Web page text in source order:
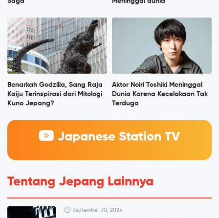
Benarkah Godzilla, Sang Raja
Kaiju Terinspirasi dari Mitologi
Kuno Jepang?
Aktor Noiri Toshiki Meninggal
Dunia Karena Kecelakaan Tak
Terduga
Japanese Station TV
Tentang Jepang Lainnya
September 30, 2025